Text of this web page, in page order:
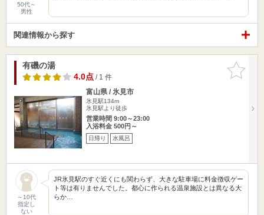
50代～
男性
関連情報から探す
お気に入
りに追加
有磯の湯
4.0点/ 1 件
富山県 / 氷見市
氷見駅134m
氷見駅より徒歩
営業時間 9:00～23:00
入浴料金 500円～
日帰り 水風呂
～10代
指定し
ない
JR氷見駅のすぐ近くにも関わらず、大きな駐車場に料金徴収ゲー
ト等は有りませんでした。都心に作られる温泉施設とは異なる大
らか…